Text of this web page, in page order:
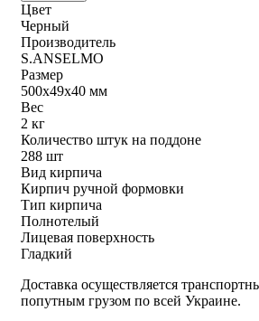
Цвет
Черный
Производитель
S.ANSELMO
Размер
500х49х40 мм
Вес
2 кг
Количество штук на поддоне
288 шт
Вид кирпича
Кирпич ручной формовки
Тип кирпича
Полнотелый
Лицевая поверхность
Гладкий
Доставка осуществляется
попутным грузом по всей Украине.